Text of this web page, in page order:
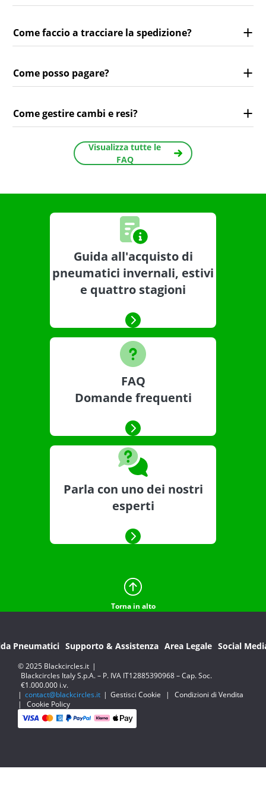
Come faccio a tracciare la spedizione?
Come posso pagare?
Come gestire cambi e resi?
Visualizza tutte le
FAQ
Guida all'acquisto di
pneumatici invernali, estivi
e quattro stagioni
FAQ
Domande frequenti
Parla con uno dei nostri
esperti
Torna in alto
Pneumatici Supporto & Assistenza Area Legale Social
© 2025 Blackcircles.it |
Blackcircles Italy S.p.A. – P. IVA IT12885390968 – Cap. Soc.
€1.000.000 i.v.
| contact@blackcircles.it | Gestisci Cookie |
Condizioni di Vendita
|
Cookie Policy